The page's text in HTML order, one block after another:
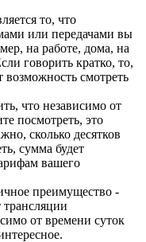
то, что
или передачами вы
на работе, дома, на
говорить кратко, то,
возможность смотреть
что независимо от
посмотреть, это
сколько десятков
сумма будет
вашего
преимущество -
трансляции
от времени суток